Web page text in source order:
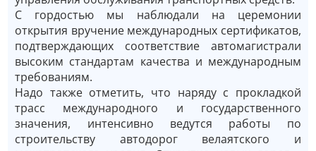
С гордостью мы наблюдали на церемонии
открытия вручение международных сертификатов,
подтверждающих соответствие автомагистрали
высоким стандартам качества и международным
требованиям.
Надо также отметить, что наряду с прокладкой
трасс международного и государственного
значения, интенсивно ведутся работы по
строительству автодорог велаятского и